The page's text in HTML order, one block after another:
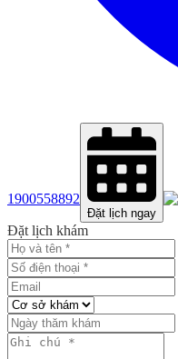
1900558892
Đặt lịch ngay
Đặt lịch khám